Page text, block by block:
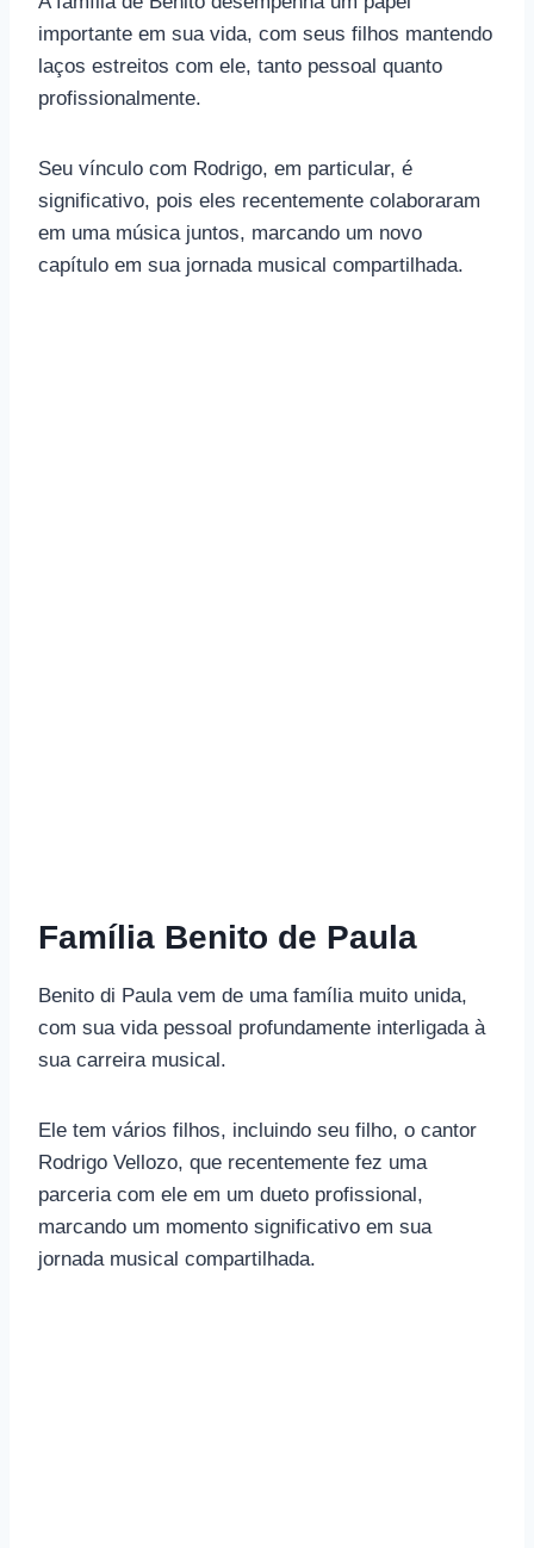
importante em sua vida, com seus filhos mantendo
laços estreitos com ele, tanto pessoal quanto
profissionalmente.
Seu vínculo com Rodrigo, em particular, é
significativo, pois eles recentemente colaboraram
em uma música juntos, marcando um novo
capítulo em sua jornada musical compartilhada.
Família Benito de Paula
Benito di Paula vem de uma família muito unida,
com sua vida pessoal profundamente interligada à
sua carreira musical.
Ele tem vários filhos, incluindo seu filho, o cantor
Rodrigo Vellozo, que recentemente fez uma
parceria com ele em um dueto profissional,
marcando um momento significativo em sua
jornada musical compartilhada.